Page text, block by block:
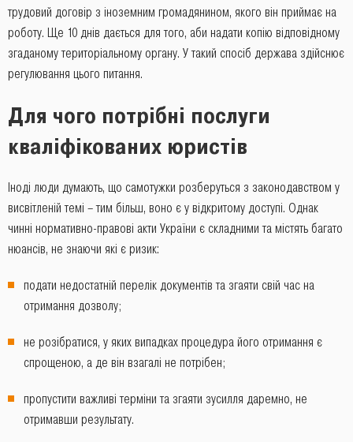
трудовий договір з іноземним громадянином, якого він приймає на
роботу. Ще 10 днів дається для того, аби надати копію відповідному
згаданому територіальному органу. У такий спосіб держава здійснює
регулювання цього питання.
Для чого потрібні послуги
кваліфікованих юристів
Іноді люди думають, що самотужки розберуться з законодавством у
висвітленій темі – тим більш, воно є у відкритому доступі. Однак
чинні нормативно-правові акти України є складними та містять багато
нюансів, не знаючи які є ризик:
подати недостатній перелік документів та згаяти свій час на
отримання дозволу;
не розібратися, у яких випадках процедура його отримання є
спрощеною, а де він взагалі не потрібен;
пропустити важливі терміни та згаяти зусилля даремно, не
отримавши результату.